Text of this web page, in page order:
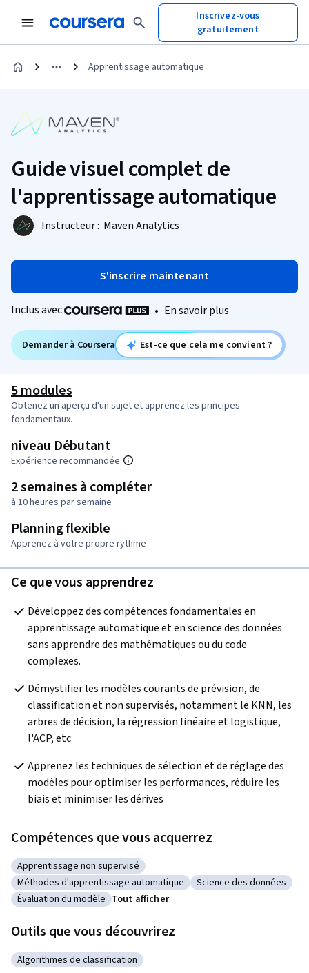
Inscrivez-vous
gratuitement
Apprentissage automatique
Guide visuel complet de
l'apprentissage automatique
Instructeur : Maven Analytics
S'inscrire maintenant
Inclus avec • En savoir plus
Demander à Coursera Est-ce que cela me convient ?
5 modules
Obtenez un aperçu d'un sujet et apprenez les principes
fondamentaux.
niveau Débutant
Expérience recommandée
2 semaines à compléter
à 10 heures par semaine
Planning flexible
Apprenez à votre propre rythme
Ce que vous apprendrez
Développez des compétences fondamentales en
apprentissage automatique et en science des données
sans apprendre des mathématiques ou du code
complexes.
Démystifier les modèles courants de prévision, de
classification et non supervisés, notamment le KNN, les
arbres de décision, la régression linéaire et logistique,
l'ACP, etc
Apprenez les techniques de sélection et de réglage des
modèles pour optimiser les performances, réduire les
biais et minimiser les dérives
Compétences que vous acquerrez
Catégorie : Apprentissage non supervisé
Apprentissage non supervisé
Catégorie : Méthodes d'apprentissage automatique
Méthodes d'apprentissage automatique Catégorie : Science des
Science des données
Catégorie : Évaluation du modèle
Évaluation du modèle Tout afficher
Outils que vous découvrirez
Catégorie : Algorithmes de classification
Algorithmes de classification